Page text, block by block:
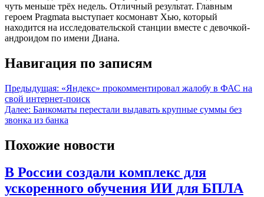
чуть меньше трёх недель. Отличный результат. Главным
героем Pragmata выступает космонавт Хью, который
находится на исследовательской станции вместе с девочкой-
андроидом по имени Диана.
Навигация по записям
Предыдущая: «Яндекс» прокомментировал жалобу в ФАС на
свой интернет-поиск
Далее: Банкоматы перестали выдавать крупные суммы без
звонка из банка
Похожие новости
В России создали комплекс для
ускоренного обучения ИИ для БПЛА